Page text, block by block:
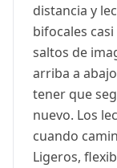
distancia y
bifocales
saltos de
arriba a
tener que
nuevo. Los
cuando
Ligeros,